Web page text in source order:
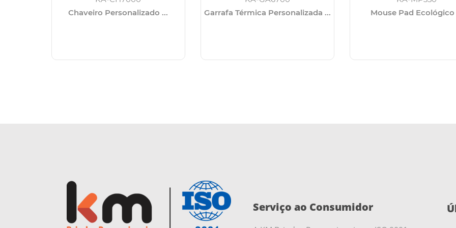
Chaveiro Personalizado ...
Garrafa Térmica Personalizada ...
Mouse Pad Ecológico
Serviço ao Consumidor